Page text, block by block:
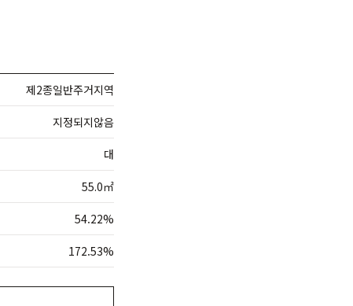
제2종일반주거지역
지정되지않음
대
55.0㎡
54.22%
172.53%